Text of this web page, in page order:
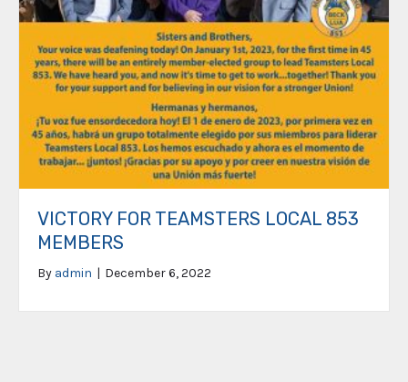
VICTORY FOR TEAMSTERS LOCAL 853
MEMBERS
By admin | December 6, 2022